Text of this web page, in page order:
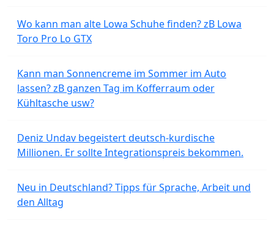
Wo kann man alte Lowa Schuhe finden? zB Lowa
Toro Pro Lo GTX
Kann man Sonnencreme im Sommer im Auto
lassen? zB ganzen Tag im Kofferraum oder
Kühltasche usw?
Deniz Undav begeistert deutsch-kurdische
Millionen. Er sollte Integrationspreis bekommen.
Neu in Deutschland? Tipps für Sprache, Arbeit und
den Alltag